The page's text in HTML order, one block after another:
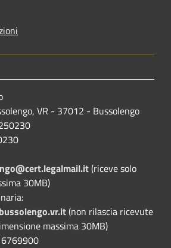
VR - 37012 - Bussolengo
(riceve solo
30MB)
(non rilascia ricevute
massima 30MB)